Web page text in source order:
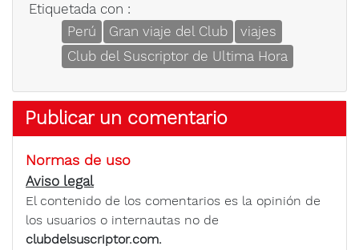
Etiquetada con :
Perú
Gran viaje del Club
viajes
Club del Suscriptor de Ultima Hora
Publicar un comentario
Normas de uso
Aviso legal
El contenido de los comentarios es la opinión de
los usuarios o internautas no de
clubdelsuscriptor.com.